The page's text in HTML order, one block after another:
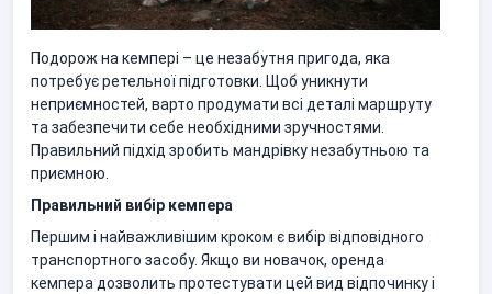
Подорож на кемпері – це незабутня пригода, яка
потребує ретельної підготовки. Щоб уникнути
неприємностей, варто продумати всі деталі маршруту
та забезпечити себе необхідними зручностями.
Правильний підхід зробить мандрівку незабутньою та
приємною.
Правильний вибір кемпера
Першим і найважливішим кроком є вибір відповідного
транспортного засобу. Якщо ви новачок, оренда
кемпера дозволить протестувати цей вид відпочинку і